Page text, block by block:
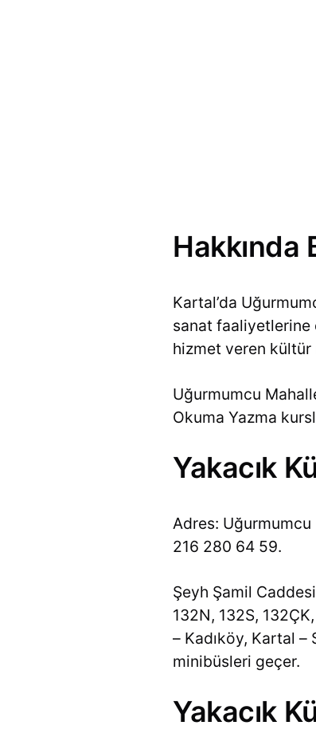
Hakkında
Kartal’da
sanat faaliyetlerine
hizmet veren
Uğurmumcu
Okuma Yazma
Yakacık
Adres: Uğurmumcu
216 280 64 59.
Şeyh Şamil
132N, 132S,
– Kadıköy, Kartal –
minibüsleri geçer.
Yakacık